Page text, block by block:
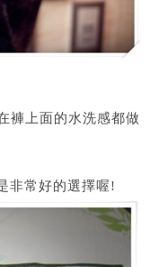
褲上面的水洗感都做
非常好的選擇喔!